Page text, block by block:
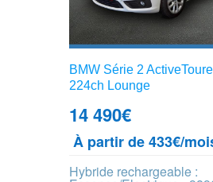
BMW Série 2
224ch Lounge
14 490€
À partir de 433€/
Hybride rechargeable :